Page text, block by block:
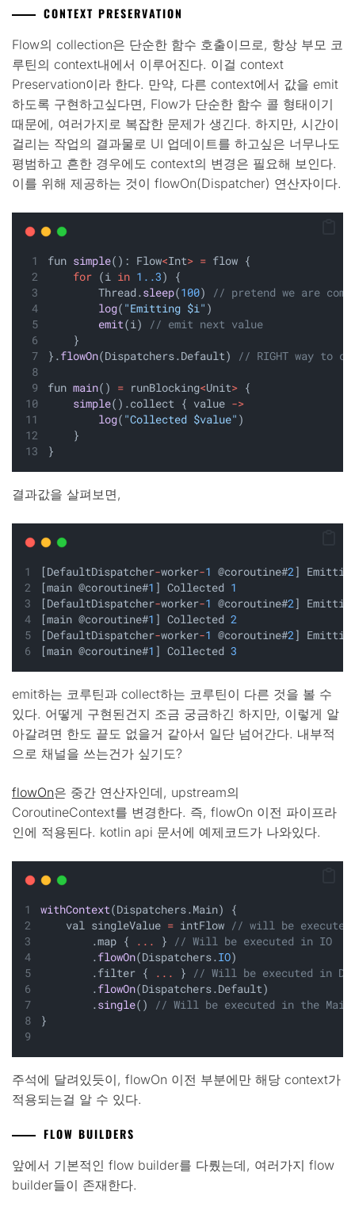
CONTEXT PRESERVATION
Flow의 collection은 단순한 함수 호출이므로, 항상 부모 코
루틴의 context내에서 이루어진다. 이걸 context
Preservation이라 한다. 만약, 다른 context에서 값을 emit
하도록 구현하고싶다면, Flow가 단순한 함수 콜 형태이기
때문에, 여러가지로 복잡한 문제가 생긴다. 하지만, 시간이
걸리는 작업의 결과물로 UI 업데이트를 하고싶은 너무나도
평범하고 흔한 경우에도 context의 변경은 필요해 보인다.
이를 위해 제공하는 것이 flowOn(Dispatcher) 연산자이다.
fun simple(): Flow<Int> = flow {
for (i in 1..3) {
        Thread.
sleep(100)
// pretend we are
log( "Emitting $i" )
emit(i)
// emit next value
    }
}.flowOn(Dispatchers.Default) // RIGHT way to
fun main() = runBlocking<Unit> {
simple().collect { value ->
log( "Collected $value" )
    }
}
결과값을 살펴보면,
[DefaultDispatcher-worker-1 @coroutine#2]
[main @coroutine#1 ] Collected 1
[DefaultDispatcher-worker-1 @coroutine#2]
[main @coroutine#1 ] Collected 2
[DefaultDispatcher-worker-1 @coroutine#2]
[main @coroutine#1 ] Collected 3
emit하는 코루틴과 collect하는 코루틴이 다른 것을 볼 수
있다. 어떻게 구현된건지 조금 궁금하긴 하지만, 이렇게 알
아갈려면 한도 끝도 없을거 같아서 일단 넘어간다. 내부적
으로 채널을 쓰는건가 싶기도?
flowOn은 중간 연산자인데, upstream의
CoroutineContext를 변경한다. 즉, flowOn 이전 파이프라
인에 적용된다. kotlin api 문서에 예제코드가 나와있다.
withContext(Dispatchers.Main) {
    val singleValue
= intFlow // will be
        .map {
... } // Will be executed in IO
        .
flowOn(Dispatchers.IO)
        .filter {
... } // Will be executed in
        .
flowOn(Dispatchers.Default)
        .
single() // Will be executed in the Main
}
주석에 달려있듯이, flowOn 이전 부분에만 해당 context가
적용되는걸 알 수 있다.
FLOW BUILDERS
앞에서 기본적인 flow builder를 다뤘는데, 여러가지 flow
builder들이 존재한다.